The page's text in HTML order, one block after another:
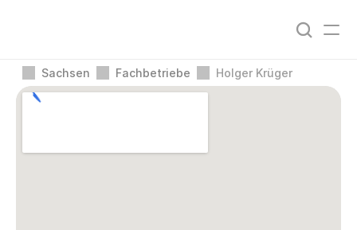
Sachsen Fachbetriebe Holger Krüger